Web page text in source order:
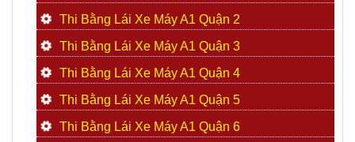
Thi Bằng Lái Xe Máy A1 Quận 2
Thi Bằng Lái Xe Máy A1 Quận 3
Thi Bằng Lái Xe Máy A1 Quận 4
Thi Bằng Lái Xe Máy A1 Quận 5
Thi Bằng Lái Xe Máy A1 Quận 6